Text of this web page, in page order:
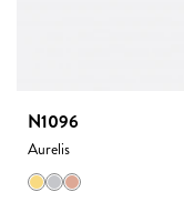
N1096
Aurelis